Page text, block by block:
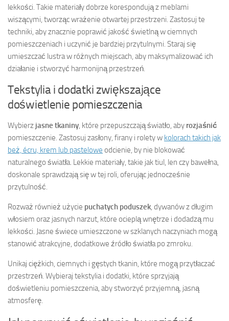
lekkości. Takie materiały dobrze korespondują z meblami
wiszącymi, tworząc wrażenie otwartej przestrzeni. Zastosuj te
techniki, aby znacznie poprawić jakość świetlną w ciemnych
pomieszczeniach i uczynić je bardziej przytulnymi. Staraj się
umieszczać lustra w różnych miejscach, aby maksymalizować ich
działanie i stworzyć harmonijną przestrzeń.
Tekstylia i dodatki zwiększające
doświetlenie pomieszczenia
Wybierz jasne tkaniny, które przepuszczają światło, aby rozjaśnić
pomieszczenie. Zastosuj zasłony, firany i rolety w kolorach takich jak
beż, écru, krem lub pastelowe odcienie, by nie blokować
naturalnego światła. Lekkie materiały, takie jak tiul, len czy bawełna,
doskonale sprawdzają się w tej roli, oferując jednocześnie
przytulność.
Rozważ również użycie puchatych poduszek, dywanów z długim
włosiem oraz jasnych narzut, które ocieplą wnętrze i dodadzą mu
lekkości. Jasne świece umieszczone w szklanych naczyniach mogą
stanowić atrakcyjne, dodatkowe źródło światła po zmroku.
Unikaj ciężkich, ciemnych i gęstych tkanin, które mogą przytłaczać
przestrzeń. Wybieraj tekstylia i dodatki, które sprzyjają
doświetleniu pomieszczenia, aby stworzyć przyjemną, jasną
atmosferę.